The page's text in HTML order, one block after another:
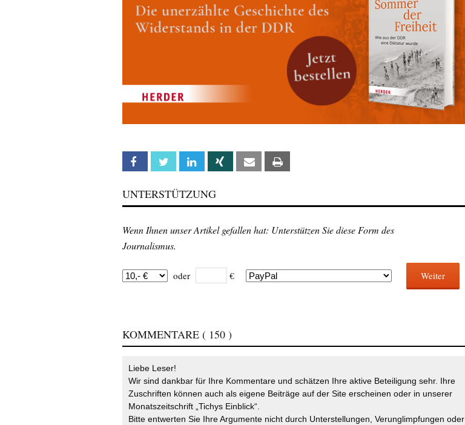
Facebook Twitter Linkedin Xing Email
UNTERSTÜTZUNG
Wenn Ihnen unser Artikel gefallen hat: Unterstützen Sie diese Form des
Journalismus.
oder € Weiter
KOMMENTARE ( 150 )
Liebe Leser!
Wir sind dankbar für Ihre Kommentare und schätzen Ihre aktive Beteiligung sehr. Ihre
Zuschriften können auch als eigene Beiträge auf der Site erscheinen oder in unserer
Monatszeitschrift „Tichys Einblick“.
Bitte entwerten Sie Ihre Argumente nicht durch Unterstellungen, Verunglimpfungen oder